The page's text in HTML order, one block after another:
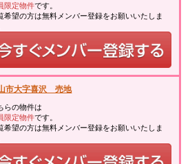
限定物件です。
希望の方は無料メンバー登録をお願いいたしま
市大字喜沢 売地
らの物件は
限定物件です。
希望の方は無料メンバー登録をお願いいたしま